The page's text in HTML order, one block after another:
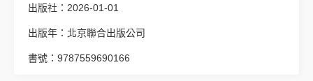
出版社：2026-01-01
出版年：北京聯合出版公司
書號：9787559690166